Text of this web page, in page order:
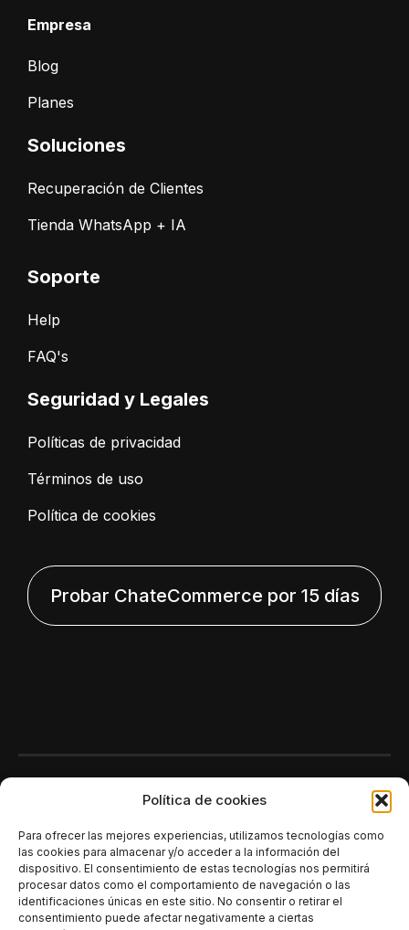
Polí­tica de cookies
Para ofrecer las mejores experiencias, utilizamos tecnologías como
las cookies para almacenar y/o acceder a la información del
dispositivo. El consentimiento de estas tecnologías nos permitirá
procesar datos como el comportamiento de navegación o las
identificaciones únicas en este sitio. No consentir o retirar el
consentimiento puede afectar negativamente a ciertas
Empresa
Blog
Planes
Soluciones
Recuperación de Clientes
Tienda WhatsApp + IA
Soporte
Help
FAQ's
Seguridad y Legales
Políticas de privacidad
Términos de uso
Política de cookies
Probar ChateCommerce por 15 días